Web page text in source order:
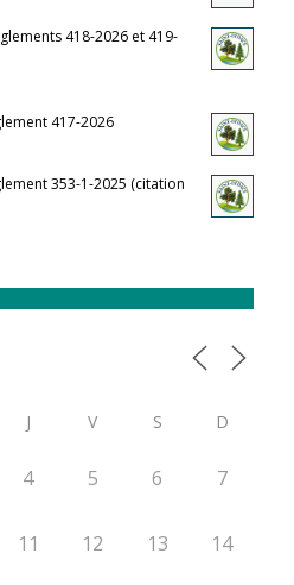
418-2026 et 419-
417-2026
353-1-2025 (citation
J V S D
4 5 6 7
11 12 13 14